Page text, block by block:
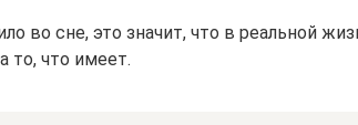
во сне, это значит, что в реальной
то, что имеет.